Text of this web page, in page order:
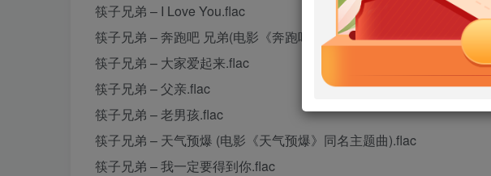
筷子兄弟 – I Love You.flac
筷子兄弟 – 奔跑吧 兄弟(电影《奔跑吧兄弟》主题歌).flac
筷子兄弟 – 大家爱起来.flac
筷子兄弟 – 父亲.flac
筷子兄弟 – 老男孩.flac
筷子兄弟 – 天气预爆 (电影《天气预爆》同名主题曲).flac
筷子兄弟 – 我一定要得到你.flac